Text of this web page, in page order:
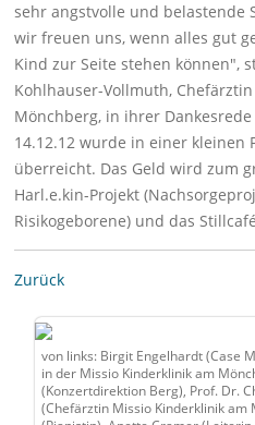
sehr angstvolle und belastende
wir freuen uns, wenn alles gut
Kind zur Seite stehen können",
Kohlhauser-Vollmuth,
Mönchberg, in ihrer
14.12.12 wurde in einer kleinen
überreicht. Das Geld wird zum
Harl.e.kin-Projekt
Risikogeborene) und das
Zurück
von links: Birgit Engelhardt (Case
in der Missio Kinderklinik am
(Konzertdirektion Berg), Prof. Dr.
(Chefärztin Missio Kinderklinik am